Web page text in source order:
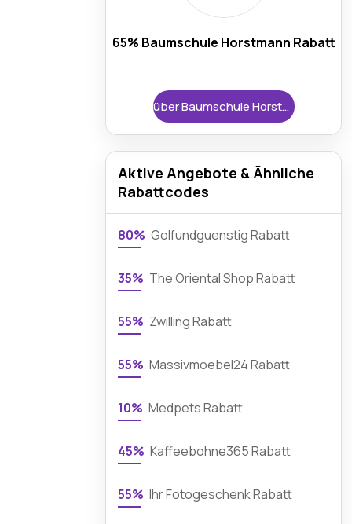
65% Baumschule Horstmann Rabatt
über Baumschule Horstmann
Aktive Angebote & Ähnliche
Rabattcodes
80% Golfundguenstig Rabatt
35% The Oriental Shop Rabatt
55% Zwilling Rabatt
55% Massivmoebel24 Rabatt
10% Medpets Rabatt
45% Kaffeebohne365 Rabatt
55% Ihr Fotogeschenk Rabatt